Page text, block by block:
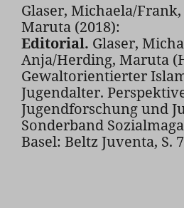
Glaser, Michaela/
Maruta (2018):
Editorial. Glaser,
Anja/Herding, Maruta
Gewaltorientierter
Jugendalter.
Jugendforschung und
Sonderband
Basel: Beltz Juventa, S.